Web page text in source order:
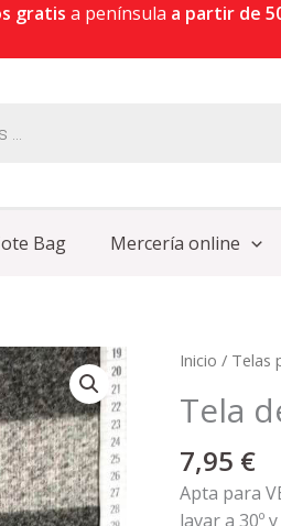
gratis a península a partir de
Bag Mercería online
Inicio / Telas
Tela
7,95 €
Apta para
lavar a 30º
Tela
lana
rayas
cantidad